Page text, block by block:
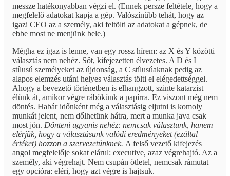
messze hatékonyabban végzi el. (Ennek persze feltétele, hogy a
megfelelő adatokat kapja a gép. Valószínűbb tehát, hogy az
igazi CEO az a személy, aki feltölti az adatokat a gépnek, de
ebbe most ne menjünk bele.)
Mégha ez igaz is lenne, van egy rossz hírem: az X és Y közötti
választás nem nehéz. Sőt, kifejezetten élvezetes. A D és I
stílusú személyeket az újdonság, a C stílusúaknak pedig az
alapos elemzés utáni helyes választás tölti el elégedettséggel.
Ahogy a bevezető történetben is elhangzott, szinte katarzist
élünk át, amikor végre rábökünk a papírra. Ez viszont még nem
döntés. Habár időnként még a választásig eljutni is komoly
munkát jelent, nem dőlhetünk hátra, mert a munka java csak
most jön. Dönteni ugyanis nehéz: nemcsak választunk, hanem
elérjük, hogy a választásunk valódi eredményeket (ezáltal
értéket) hozzon a szervezetünknek. A felső vezető kifejezés
angol megfelelője sokat elárul: executive, azaz végrehajtó. Az a
személy, aki végrehajt. Nem csupán ötletel, nemcsak rámutat
egy opcióra: eléri, hogy azt végre is hajtsuk.